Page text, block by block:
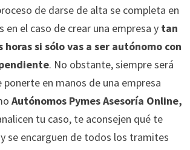
de darse de alta se completa en
en el caso de crear una empresa y tan
horas si sólo vas a ser autónomo con
. No obstante, siempre será
ponerte en manos de una empresa
Autónomos Pymes Asesoría Online,
tu caso, te aconsejen qué te
se encarguen de todos los tramites